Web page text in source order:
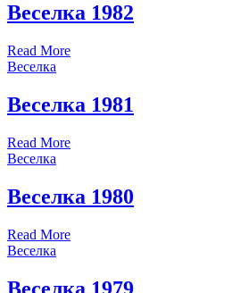
Веселка 1982
Read More
Веселка
Веселка 1981
Read More
Веселка
Веселка 1980
Read More
Веселка
Веселка 1979